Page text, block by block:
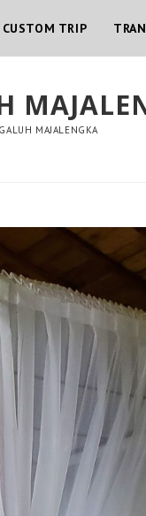
CUSTOM TRIP
MAJALENGKA